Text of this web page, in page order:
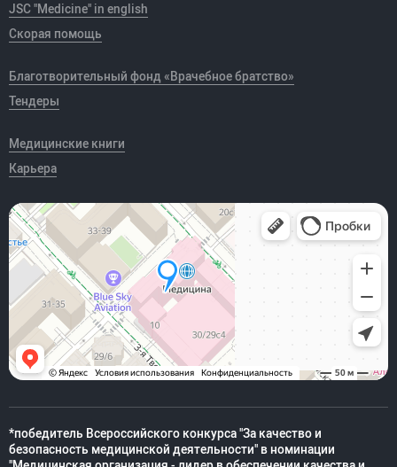
JSC "Medicine" in english
Скорая помощь
Благотворительный фонд «Врачебное братство»
Тендеры
Медицинские книги
Карьера
*победитель Всероссийского конкурса "За качество и
безопасность медицинской деятельности" в номинации